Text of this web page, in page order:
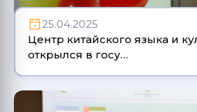
25.04.2025
Центр китайского языка и
открылся в госу…